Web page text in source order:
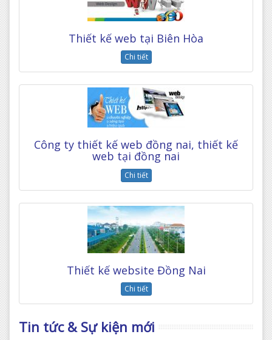
Thiết kế web tại Biên Hòa
Chi tiết
Công ty thiết kế web đồng nai, thiết kế
web tại đồng nai
Chi tiết
Thiết kế website Đồng Nai
Chi tiết
Tin tức & Sự kiện mới